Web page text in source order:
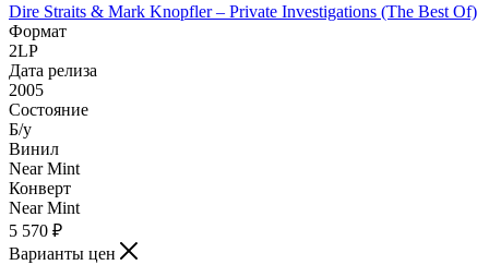
Dire Straits & Mark Knopfler – Private Investigations (The Best Of)
Формат
2LP
Дата релиза
2005
Состояние
Б/у
Винил
Near Mint
Конверт
Near Mint
5 570 ₽
Варианты цен